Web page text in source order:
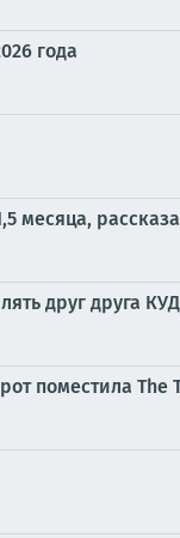
года
месяца,
друг друга
поместила The